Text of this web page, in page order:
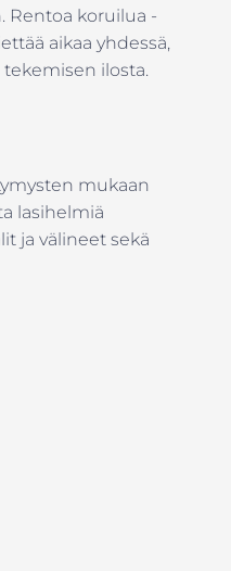
Rentoa koruilua -
aikaa yhdessä,
ilosta.
mukaan
lasihelmiä
ja välineet sekä